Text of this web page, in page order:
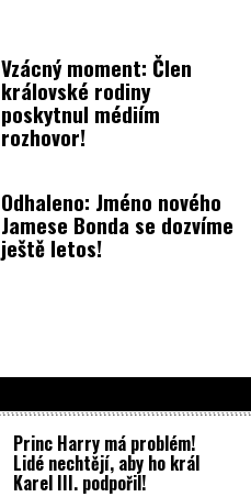
Vzácný moment: Člen
královské rodiny
poskytnul médiím
rozhovor!
Odhaleno: Jméno nového
Jamese Bonda se dozvíme
ještě letos!
Princ Harry má problém!
Lidé nechtějí, aby ho král
Karel III. podpořil!